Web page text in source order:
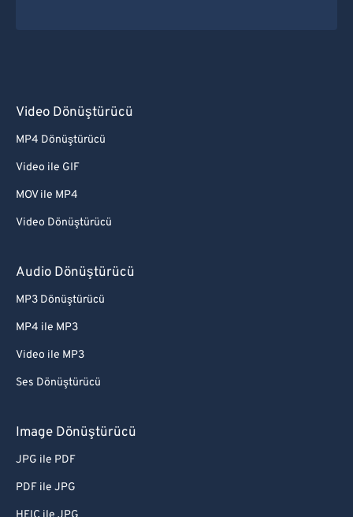
Video Dönüştürücü
MP4 Dönüştürücü
Video ile GIF
MOV ile MP4
Video Dönüştürücü
Audio Dönüştürücü
MP3 Dönüştürücü
MP4 ile MP3
Video ile MP3
Ses Dönüştürücü
Image Dönüştürücü
JPG ile PDF
PDF ile JPG